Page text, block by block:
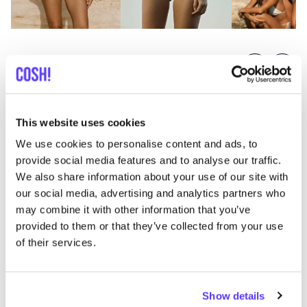
This website uses cookies
We use cookies to personalise content and ads, to
provide social media features and to analyse our traffic.
We also share information about your use of our site with
our social media, advertising and analytics partners who
may combine it with other information that you’ve
provided to them or that they’ve collected from your use
of their services.
Show details
PreviousNext
Descubra dónde comprar
Belamer